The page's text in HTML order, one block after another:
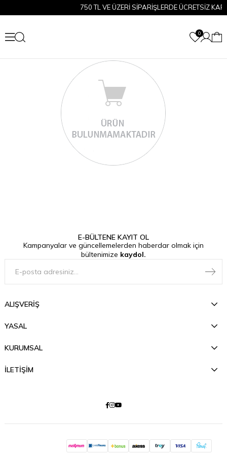
750 TL VE ÜZERİ SİPARİŞLERDE ÜCRETSİZ
0
E-BÜLTENE KAYIT OL
Kampanyalar ve güncellemelerden haberdar olmak için
bültenimize kaydol.
ALIŞVERİŞ
YASAL
KURUMSAL
İLETİŞİM